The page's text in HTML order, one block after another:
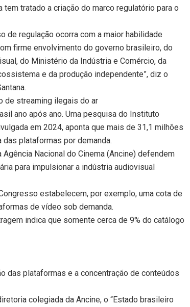
tratado a criação do marco regulatório para o
de regulação ocorra com a maior habilidade
firme envolvimento do governo brasileiro, do
do Ministério da Indústria e Comércio, da
e da produção independente”, diz o
de streaming ilegais do ar
ano após ano. Uma pesquisa do Instituto
em 2024, aponta que mais de 31,1 milhões
plataformas por demanda.
Nacional do Cinema (Ancine) defendem
para impulsionar a indústria audiovisual
estabelecem, por exemplo, uma cota de
de vídeo sob demanda.
indica que somente cerca de 9% do catálogo
das plataformas e a concentração de conteúdos
colegiada da Ancine, o “Estado brasileiro